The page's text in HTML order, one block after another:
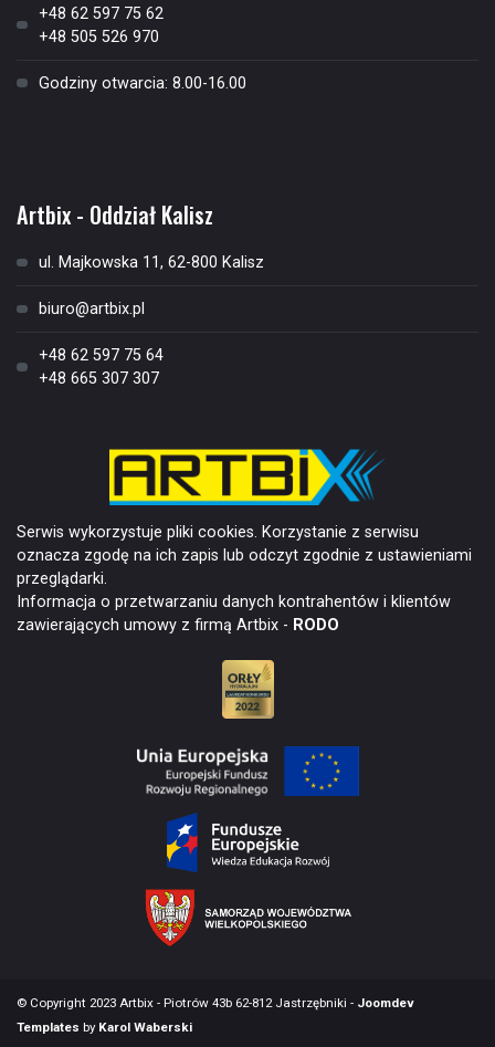
+48 62 597 75 62
+48 505 526 970
Godziny otwarcia: 8.00-16.00
Artbix - Oddział Kalisz
ul. Majkowska 11, 62-800 Kalisz
biuro@artbix.pl
+48 62 597 75 64
+48 665 307 307
Serwis wykorzystuje pliki cookies. Korzystanie z serwisu
oznacza zgodę na ich zapis lub odczyt zgodnie z ustawieniami
przeglądarki.
Informacja o przetwarzaniu danych kontrahentów i klientów
zawierających umowy z firmą Artbix - RODO
© Copyright 2023 Artbix - Piotrów 43b 62-812 Jastrzębniki - Joomdev
Templates by Karol Waberski